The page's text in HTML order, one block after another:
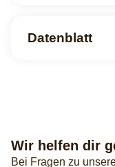
Datenblatt
Wir helfen dir
Bei Fragen zu